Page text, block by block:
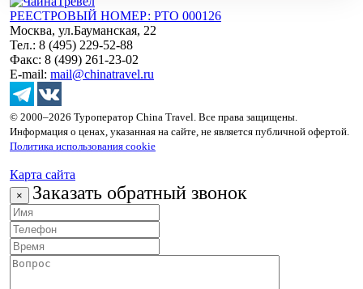
РЕЕСТРОВЫЙ НОМЕР: РТО 000126
Москва, ул.Бауманская, 22
Тел.: 8 (495) 229-52-88
Факс: 8 (499) 261-23-02
E-mail: mail@chinatravel.ru
© 2000–2026 Туроператор China Travel. Все права защищены.
Информация о ценах, указанная на сайте, не является публичной офертой.
Политика использования cookie
Карта сайта
× Заказать обратный звонок